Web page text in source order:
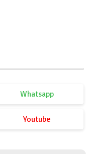
Whatsapp
Youtube